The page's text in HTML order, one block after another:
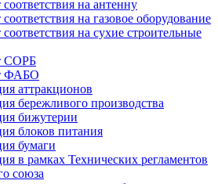
на антенну
на газовое оборудование
на сухие строительные
СОРБ
ФАБО
аттракционов
бережливого производства
бижутерии
блоков питания
бумаги
в рамках Технических регламентов
союза